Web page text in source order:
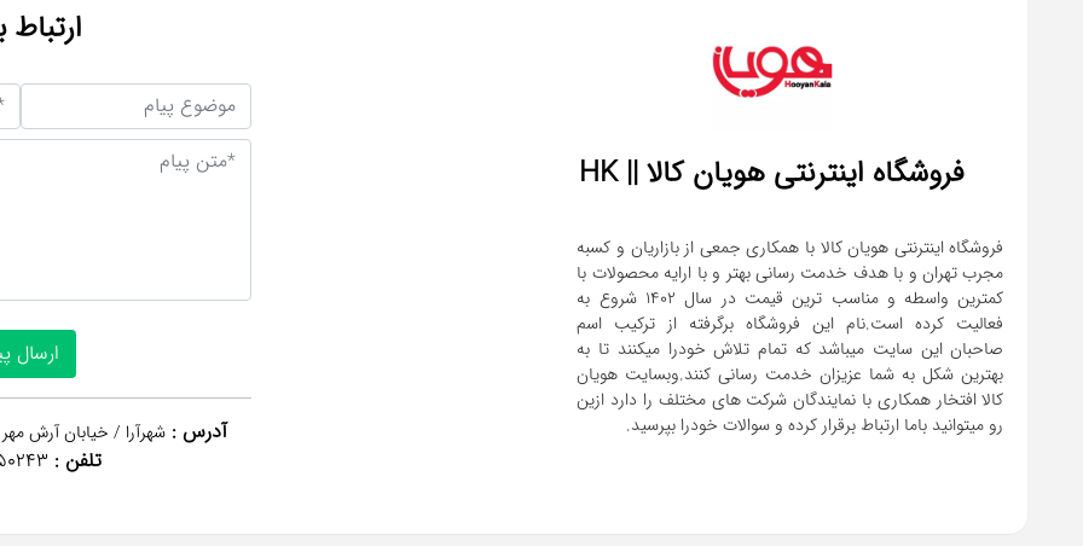
فروشگاه اینترنتی هویان کالا || HK
فروشگاه اینترنتی هویان کالا با همکاری جمعی از بازاریان و کسبه
مجرب تهران و با هدف خدمت رسانی بهتر و با ارایه محصولات با
کمترین واسطه و مناسب ترین قیمت در سال 1402 شروع به
فعالیت کرده است.نام این فروشگاه برگرفته از ترکیب اسم
صاحبان این سایت میباشد که تمام تلاش خودرا میکنند تا به
بهترین شکل به شما عزیزان خدمت رسانی کنند.وبسایت هویان
کالا افتخار همکاری با نمایندگان شرکت های مختلف را دارد ازین
رو میتوانید باما ارتباط برقرار کرده و سوالات خودرا بپرسید.
ارتباط
آدرس : شهرآرا / خیابان آرش
تلفن :